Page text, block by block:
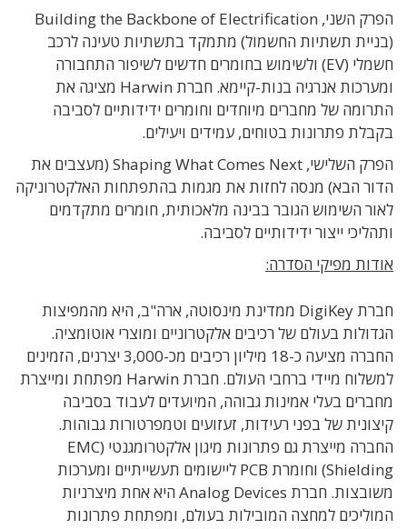
הפרק השני, Building the Backbone of Electrification
(בניית תשתיות החשמול) מתמקד בתשתיות טעינה לרכב
חשמלי (EV) ולשימוש בחומרים חדשים לשיפור התחבורה
ומערכות אנרגיה בנות-קיימא. חברת Harwin מציגה את
התרומה של מחברים מיוחדים וחומרים ידידותיים לסביבה
בקבלת פתרונות בטוחים, עמידים ויעילים.
הפרק השלישי, Shaping What Comes Next (מעצבים את
הדור הבא) מנסה לחזות את מגמות בהתפתחות האלקטרוניקה
לאור השימוש הגובר בבינה מלאכותית, חומרים מתקדמים
ותהליכי ייצור ידידותיים לסביבה.
אודות מפיקי הסדרה:
חברת DigiKey ממדינת מינסוטה, ארה"ב, היא מהמפיצות
הגדולות בעולם של רכיבים אלקטרוניים ומוצרי אוטומציה.
החברה מציעה כ-18 מיליון רכיבים מכ-3,000 יצרנים, הזמינים
למשלוח מיידי ברחבי העולם. חברת Harwin מפתחת ומייצרת
מחברים בעלי אמינות גבוהה, המיועדים לעבוד בסביבה
קיצונית של בפני רעידות, זעזועים וטמפרטורות גבוהות.
החברה מייצרת גם פתרונות מיגון אלקטרומגנטי (EMC
Shielding) וחומרת PCB ליישומים תעשייתיים ומערכות
משובצות. חברת Analog Devices היא אחת מיצרניות
המוליכים למחצה המובילות בעולם, ומפתחת פתרונות